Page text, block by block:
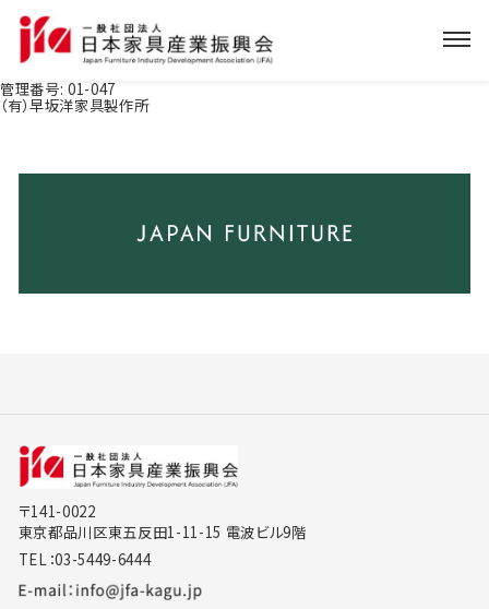
管理番号: 01-047
（有）早坂洋家具製作所
〒141-0022
東京都品川区東五反田1-11-15 電波ビル9階
TEL：03-5449-6444